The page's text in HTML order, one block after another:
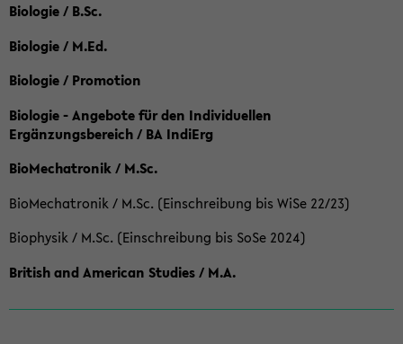
Biologie / B.Sc.
Biologie / M.Ed.
Biologie / Promotion
Biologie - Angebote für den Individuellen
Ergänzungsbereich / BA IndiErg
BioMechatronik / M.Sc.
BioMechatronik / M.Sc. (Einschreibung bis WiSe 22/23)
Biophysik / M.Sc. (Einschreibung bis SoSe 2024)
British and American Studies / M.A.